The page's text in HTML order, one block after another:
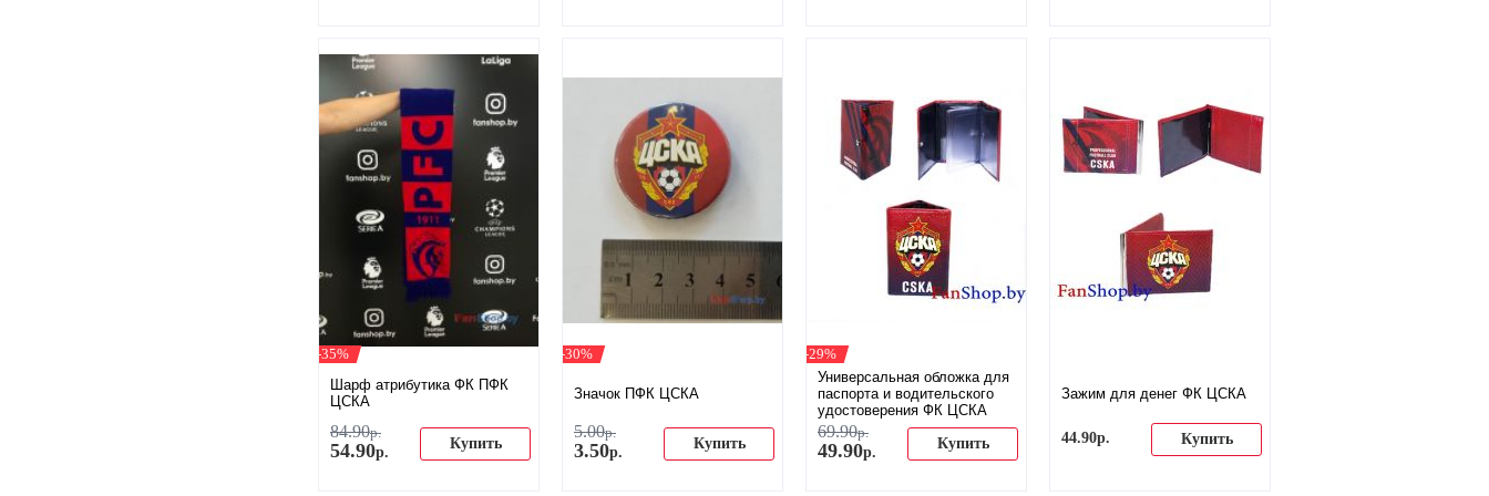
-35%
Шарф атрибутика ФК ПФК
ЦСКА
84.90р.
54.90р. Купить
-30%
Значок ПФК ЦСКА
5.00р.
3.50р. Купить
-29%
Универсальная обложка для
паспорта и водительского
удостоверения ФК ЦСКА
69.90р.
49.90р. Купить
Зажим для денег ФК ЦСКА
44.90р. Купить